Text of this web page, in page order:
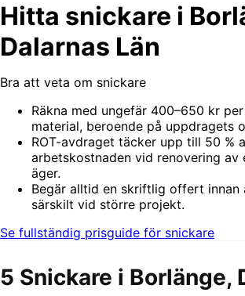
Hitta snickare i
Dalarnas Län
Bra att veta om snickare
Räkna med ungefär 400–650 kr
material, beroende på uppdragets
ROT-avdraget täcker upp till 50 %
arbetskostnaden vid renovering av
äger.
Begär alltid en skriftlig offert innan
särskilt vid större projekt.
Se fullständig prisguide för snickare
5 Snickare i Borlänge,